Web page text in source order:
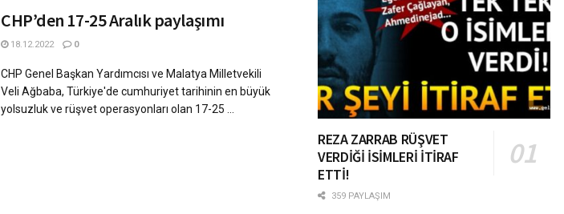
CHP’den 17-25 Aralık paylaşımı
18.12.2022 0
CHP Genel Başkan Yardımcısı ve Malatya Milletvekili
Veli Ağbaba, Türkiye'de cumhuriyet tarihinin en büyük
yolsuzluk ve rüşvet operasyonları olan 17-25 ...
REZA ZARRAB RÜŞVET
VERDİĞİ İSİMLERİ İTİRAF
ETTİ!
359 PAYLAŞIM